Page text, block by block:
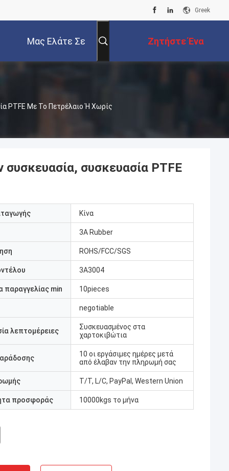
Greek
Μας Ελάτε Σε Ζητήστε Ένα
Απόσπασμα
PTFE Με Το Πετρέλαιο Ή Χωρίς
συσκευασία PTFE
Κίνα
3A Rubber
ROHS/FCC/SGS
3A3004
παραγγελίας min 10pieces
negotiable
λεπτομέρειες
Συσκευασμένος στα
χαρτοκιβώτια
10 οι εργάσιμες ημέρες μετά
από έλαβαν την πληρωμή σας
T/T, L/C, PayPal, Western Union
προσφοράς 10000kgs το μήνα